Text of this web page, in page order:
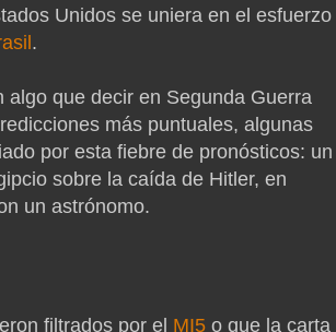
Unidos se uniera en el esfuerzo
.
que decir en Segunda Guerra
más puntuales, algunas
por esta fiebre de pronósticos: un
sobre la caída de Hitler, en
un astrónomo.
filtrados por el MI5 o que la carta